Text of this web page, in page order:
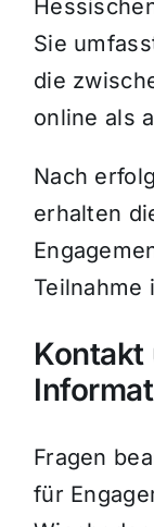
Sie
die
online als
Nach
erhalten
Kontakt
Fragen
für